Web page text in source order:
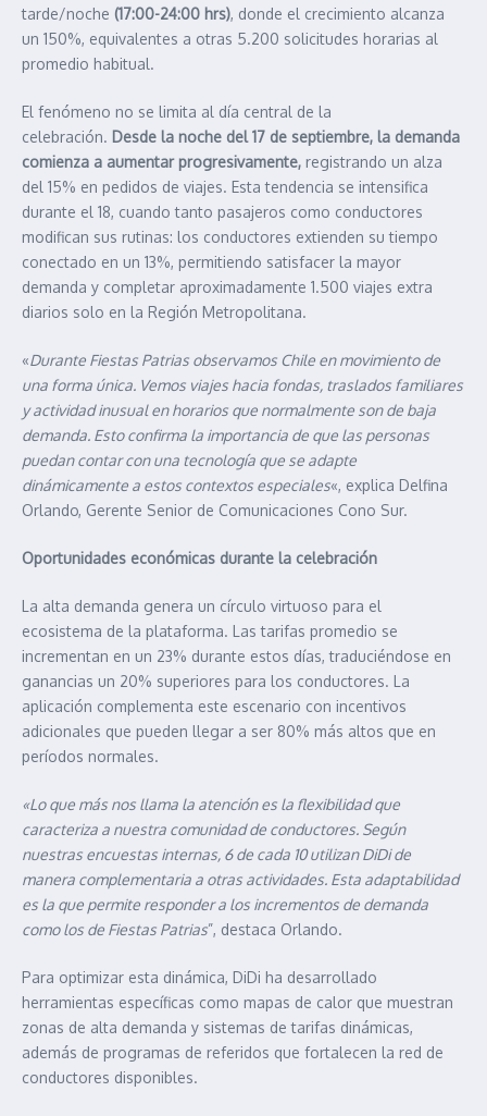
tarde/noche (17:00-24:00 hrs), donde el crecimiento alcanza
un 150%, equivalentes a otras 5.200 solicitudes horarias al
promedio habitual.
El fenómeno no se limita al día central de la
celebración. Desde la noche del 17 de septiembre, la demanda
comienza a aumentar progresivamente, registrando un alza
del 15% en pedidos de viajes. Esta tendencia se intensifica
durante el 18, cuando tanto pasajeros como conductores
modifican sus rutinas: los conductores extienden su tiempo
conectado en un 13%, permitiendo satisfacer la mayor
demanda y completar aproximadamente 1.500 viajes extra
diarios solo en la Región Metropolitana.
«Durante Fiestas Patrias observamos Chile en movimiento de
una forma única. Vemos viajes hacia fondas, traslados familiares
y actividad inusual en horarios que normalmente son de baja
demanda. Esto confirma la importancia de que las personas
puedan contar con una tecnología que se adapte
dinámicamente a estos contextos especiales«, explica Delfina
Orlando, Gerente Senior de Comunicaciones Cono Sur.
Oportunidades económicas durante la celebración
La alta demanda genera un círculo virtuoso para el
ecosistema de la plataforma. Las tarifas promedio se
incrementan en un 23% durante estos días, traduciéndose en
ganancias un 20% superiores para los conductores. La
aplicación complementa este escenario con incentivos
adicionales que pueden llegar a ser 80% más altos que en
períodos normales.
«Lo que más nos llama la atención es la flexibilidad que
caracteriza a nuestra comunidad de conductores. Según
nuestras encuestas internas, 6 de cada 10 utilizan DiDi de
manera complementaria a otras actividades. Esta adaptabilidad
es la que permite responder a los incrementos de demanda
como los de Fiestas Patrias”, destaca Orlando.
Para optimizar esta dinámica, DiDi ha desarrollado
herramientas específicas como mapas de calor que muestran
zonas de alta demanda y sistemas de tarifas dinámicas,
además de programas de referidos que fortalecen la red de
conductores disponibles.